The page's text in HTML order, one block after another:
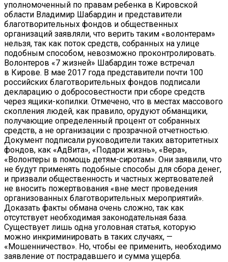
уполномоченный по правам ребенка в Кировской
области Владимир Шабардин и представители
благотворительных фондов и общественных
организаций заявляли, что верить таким «волонтерам»
нельзя, так как поток средств, собранных на улице
подобным способом, невозможно проконтролировать.
Волонтеров «7 жизней» Шабардин тоже встречал
в Кирове. В мае 2017 года представители почти 100
российских благотворительных фондов подписали
декларацию о добросовестности при сборе средств
через ящики-копилки. Отмечено, что в местах массового
скопления людей, как правило, орудуют обманщики,
получающие определенный процент от собранных
средств, а не организации с прозрачной отчетностью.
Документ подписали руководители таких авторитетных
фондов, как «АдВита», «Подари жизнь», «Вера»,
«Волонтеры в помощь детям-сиротам». Они заявили, что
не будут применять подобные способы для сбора денег,
и призвали общественность и частных жертвователей
не вносить пожертвования «вне мест проведения
организованных благотворительных мероприятий».
Доказать факты обмана очень сложно, так как
отсутствует необходимая законодательная база.
Существует лишь одна уголовная статья, которую
можно инкриминировать в таких случаях, —
«Мошенничество». Но, чтобы ее применить, необходимо
заявление от пострадавшего и сумма ущерба.